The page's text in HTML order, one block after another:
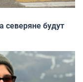
северяне будут